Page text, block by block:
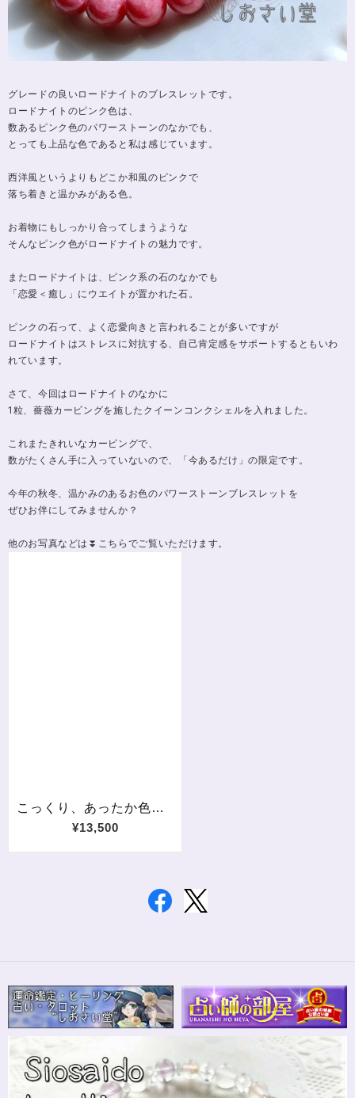
グレードの良いロードナイトのブレスレットです。
ロードナイトのピンク色は、
数あるピンク色のパワーストーンのなかでも、
とっても上品な色であると私は感じています。
西洋風というよりもどこか和風のピンクで
落ち着きと温かみがある色。
お着物にもしっかり合ってしまうような
そんなピンク色がロードナイトの魅力です。
またロードナイトは、ピンク系の石のなかでも
「恋愛＜癒し」にウエイトが置かれた石。
ピンクの石って、よく恋愛向きと言われることが多いですが
ロードナイトはストレスに対抗する、自己肯定感をサポートするともいわ
れています。
さて、今回はロードナイトのなかに
1粒、薔薇カービングを施したクイーンコンクシェルを入れました。
これまたきれいなカービングで、
数がたくさん手に入っていないので、「今あるだけ」の限定です。
今年の秋冬、温かみのあるお色のパワーストーンブレスレットを
ぜひお伴にしてみませんか？
他のお写真などは⏬こちらでご覧いただけます。